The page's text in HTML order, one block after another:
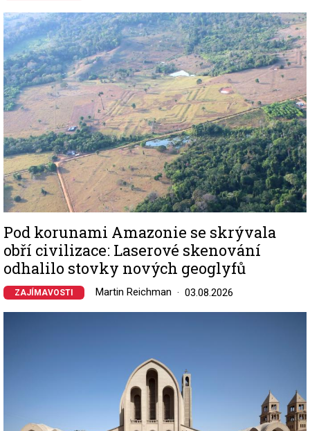
Image
Pod korunami Amazonie se skrývala
obří civilizace: Laserové skenování
odhalilo stovky nových geoglyfů
ZAJÍMAVOSTI Martin Reichman 03.08.2026